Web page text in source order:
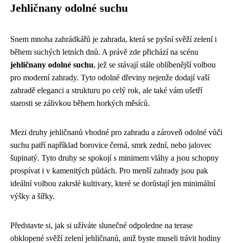
Jehličnany odolné suchu
Snem mnoha zahrádkářů je zahrada, která se pyšní svěží zelení i
během suchých letních dnů. A právě zde přichází na scénu
jehličnany odolné suchu, jež se stávají stále oblíbenější volbou
pro moderní zahrady. Tyto odolné dřeviny nejenže dodají vaší
zahradě eleganci a strukturu po celý rok, ale také vám ušetří
starosti se zálivkou během horkých měsíců.
Mezi druhy jehličnanů vhodné pro zahradu a zároveň odolné vůči
suchu patří například borovice černá, smrk zední, nebo jalovec
šupinatý. Tyto druhy se spokojí s minimem vláhy a jsou schopny
prospívat i v kamenitých půdách. Pro menší zahrady jsou pak
ideální volbou zakrslé kultivary, které se dorůstají jen minimální
výšky a šířky.
Představte si, jak si užíváte slunečné odpoledne na terase
obklopené svěží zelení jehličnanů, aniž byste museli trávit hodiny